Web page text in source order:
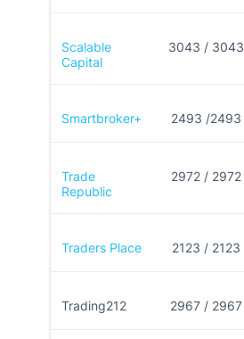
Scalable
Capital
3043 / 3043
Smartbroker+ 2493 /2493
Trade
Republic
2972 / 2972
Traders Place 2123 / 2123
Trading212 2967 / 2967